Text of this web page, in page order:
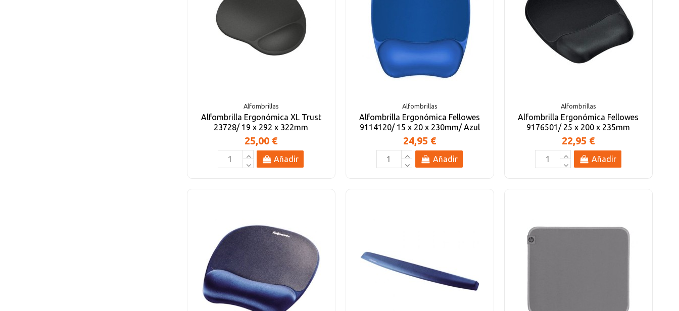
Alfombrillas
Alfombrilla Ergonómica XL Trust
23728/ 19 x 292 x 322mm
25,00 €
Añadir
Alfombrillas
Alfombrilla Ergonómica Fellowes
9114120/ 15 x 20 x 230mm/ Azul
24,95 €
Añadir
Alfombrillas
Alfombrilla Ergonómica Fellowes
9176501/ 25 x 200 x 235mm
22,95 €
Añadir